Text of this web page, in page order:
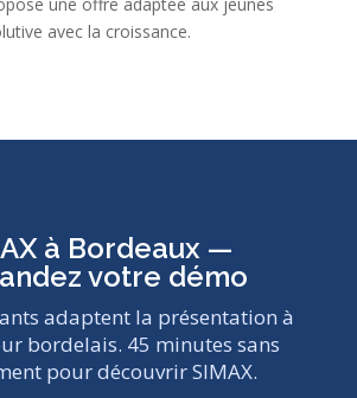
avec la croissance.
à Bordeaux —
votre démo
adaptent la présentation à
bordelais. 45 minutes sans
pour découvrir SIMAX.